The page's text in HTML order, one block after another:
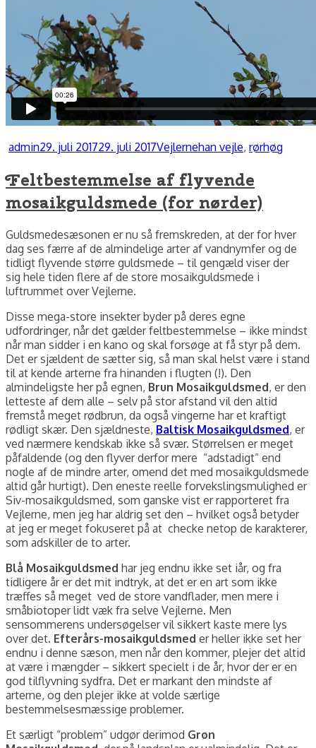
Forfatter
adminUdgivet
29. juli 201729. juli 2017Kategorier
VejlerneTags
han vejle, rørhøg
Feltbestemmelse af flyvende
mosaikguldsmede (for nørder)
Guldsmedesæsonen er nu så fremskreden, at der for hver
dag ses færre af de almindelige arter af vandnymfer og de
tidligt flyvende større guldsmede – til gengæld viser der
sig hele tiden flere af de store mosaikguldsmede i
luftrummet over Vejlerne.
Disse mega-store insekter byder på deres egne
udfordringer, når det gælder feltbestemmelse – ikke mindst
når man sidder i en kano og skal forsøge at få styr på dem.
Det er sjældent de sætter sig, så man skal helst være i stand
til at kende arterne fra hinanden i flugten (!). Den
almindeligste her på egnen, Brun Mosaikguldsmed, er den
letteste af dem alle – selv på stor afstand vil den altid
fremstå meget rødbrun, da også vingerne har et kraftigt
rødligt skær. Den sjældneste, Baltisk Mosaikguldsmed, er
ved nærmere kendskab ikke så svær. Størrelsen er meget
påfaldende (og den flyver derfor mere “adstadigt” end
nogle af de mindre arter, omend det med mosaikguldsmede
altid går hurtigt). Den eneste reelle forvekslingsmulighed er
Siv-mosaikguldsmed, som ganske vist er rapporteret fra
Vejlerne, men jeg har aldrig set den – hvilket også betyder
at jeg er meget fokuseret på at checke netop de karakterer,
som adskiller de to arter.
Blå Mosaikguldsmed har jeg endnu ikke set iår, og fra
tidligere år er det mit indtryk, at det er en art som ikke
træffes så meget ved de store vandflader, men mere i
småbiotoper lidt væk fra selve Vejlerne. Men
sensommerens undersøgelser vil sikkert kaste mere lys
over det. Efterårs-mosaikguldsmed er heller ikke set her
endnu i denne sæson, men når den kommer, plejer det altid
at være i mængder – sikkert specielt i de år, hvor der er en
god tilflyvning sydfra. Det er markant den mindste af
arterne, og den plejer ikke at volde særlige
bestemmelsesmæssige problemer.
Et særligt “problem” udgør derimod Grøn